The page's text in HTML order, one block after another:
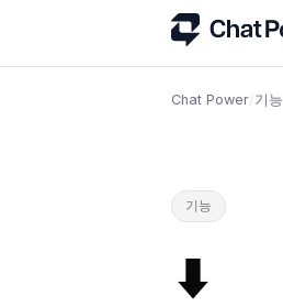
Chat Power/기능
기능
⬇